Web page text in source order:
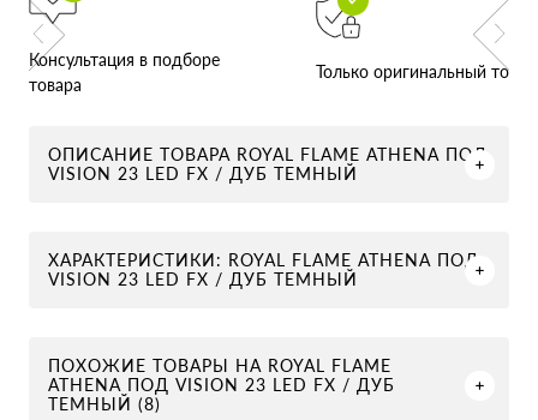
Консультация в подборе
товара
Только оригинальный товар
ОПИСАНИЕ ТОВАРА ROYAL FLAME ATHENA ПОД
VISION 23 LED FX / ДУБ ТЕМНЫЙ
ХАРАКТЕРИСТИКИ: ROYAL FLAME ATHENA ПОД
VISION 23 LED FX / ДУБ ТЕМНЫЙ
ПОХОЖИЕ ТОВАРЫ НА ROYAL FLAME
ATHENA ПОД VISION 23 LED FX / ДУБ
ТЕМНЫЙ (8)